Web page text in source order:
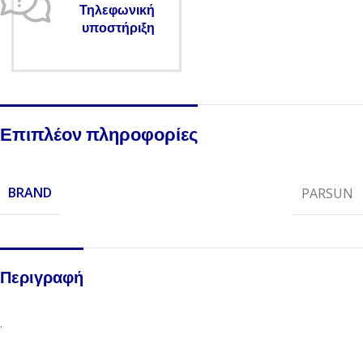
Τηλεφωνική
υποστήριξη
Επιπλέον πληροφορίες
BRAND PARSUN
Περιγραφή
.